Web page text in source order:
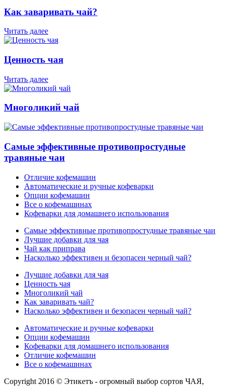
Как заваривать чай?
Читать далее
Ценность чая
Читать далее
Многоликий чай
Самые эффективные противопростудные
травяные чаи
Отличие кофемашин
Автоматические и ручные кофеварки
Опции кофемашин
Все о кофемашинах
Кофеварки для домашнего использования
Самые эффективные противопростудные травяные чаи
Лучшие добавки для чая
Чай как приправа
Насколько эффективен и безопасен черный чай?
Лучшие добавки для чая
Ценность чая
Многоликий чай
Как заваривать чай?
Насколько эффективен и безопасен черный чай?
Автоматические и ручные кофеварки
Опции кофемашин
Кофеварки для домашнего использования
Отличие кофемашин
Все о кофемашинах
Copyright 2016 © Этикетъ - огромный выбор сортов ЧАЯ,